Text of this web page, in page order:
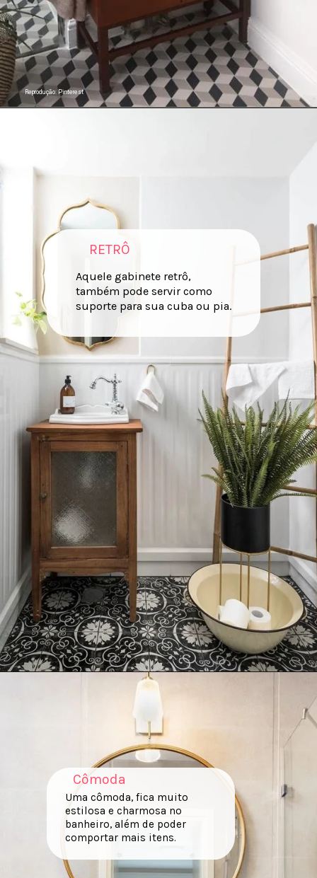
Reprodução: Pinterest
RETRÔ
Aquele gabinete retrô,
também pode servir como
suporte para sua cuba ou pia.
Uma cômoda, fica muito
estilosa e charmosa no
banheiro, além de poder
comportar mais itens.
Cômoda